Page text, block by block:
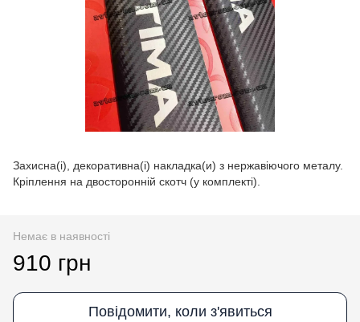
Захисна(і), декоративна(і) накладка(и) з нержавіючого металу.
Кріплення на двосторонній скотч (у комплекті).
Немає в наявності
910 грн
Повідомити, коли з'явиться